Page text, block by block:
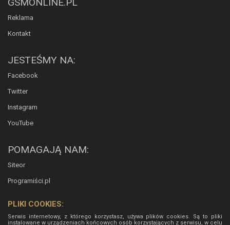
Reklama
Kontakt
JESTEŚMY NA:
Facebook
Twitter
Instagram
YouTube
POMAGAJĄ NAM:
Siteor
Programiści.pl
PLIKI COOKIES:
Serwis internetowy, z którego korzystasz, używa plików cookies. Są to pliki
instalowane w urządzeniach końcowych osób korzystających z serwisu, w celu